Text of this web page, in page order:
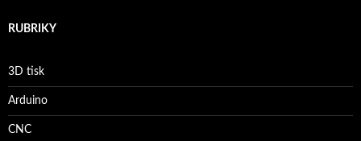
RUBRIKY
3D tisk
Arduino
CNC